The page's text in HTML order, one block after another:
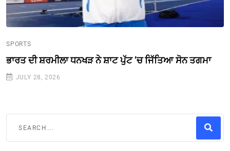
SPORTS
ਭਾਰਤ ਦੀ ਸ਼ਰਮੀਲਾ ਧਨਖੜ ਨੇ ਸ਼ਾਟ ਪੁੱਟ ’ਚ ਜਿੱਤਿਆ ਸੋਨ ਤਗਮਾ
JULY 28, 2026